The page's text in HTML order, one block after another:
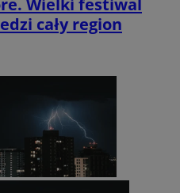
Wielki festiwal
cały region